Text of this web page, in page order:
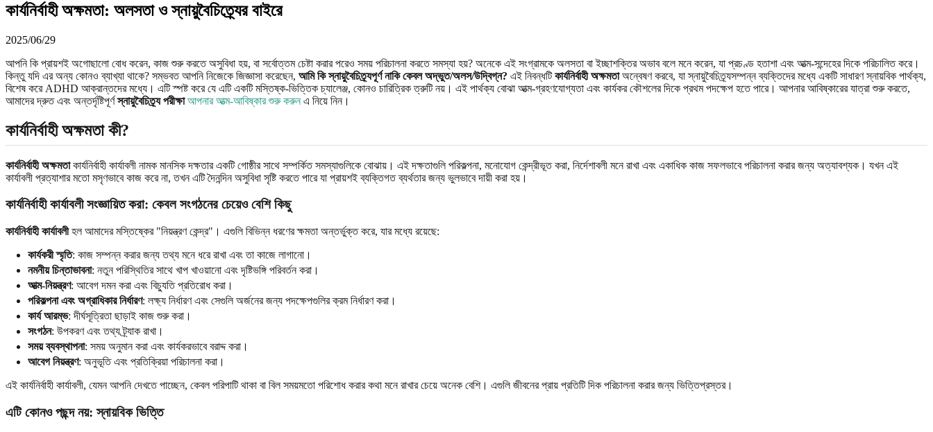
কার্যনির্বাহী অক্ষমতা: অলসতা ও স্নায়ুবৈচিত্র্যের বাইরে
2025/06/29
আপনি কি প্রায়শই অগোছালো বোধ করেন, কাজ শুরু করতে অসুবিধা হয়, বা সর্বোত্তম চেষ্টা করার পরেও সময় পরিচালনা করতে সমস্যা হয়? অনেকে এই সংগ্রামকে অলসতা বা ইচ্ছাশক্তির অভাব বলে মনে করেন, যা প্রচণ্ড হতাশা এবং আত্ম-সন্দেহের দিকে পরিচালিত করে।
কিন্তু যদি এর অন্য কোনও ব্যাখ্যা থাকে? সম্ভবত আপনি নিজেকে জিজ্ঞাসা করেছেন, আমি কি স্নায়ুবৈচিত্র্যপূর্ণ নাকি কেবল অদ্ভুত/অলস/উদ্বিগ্ন? এই নিবন্ধটিকার্যনির্বাহী অক্ষমতাঅন্বেষণ করবে, যা স্নায়ুবৈচিত্র্যসম্পন্ন ব্যক্তিদের মধ্যে একটি সাধারণ স্নায়বিক পার্থক্য,
বিশেষ করে ADHD আক্রান্তদের মধ্যে। এটি স্পষ্ট করে যে এটি একটি মস্তিষ্ক-ভিত্তিক চ্যালেঞ্জ, কোনও চারিত্রিক ত্রুটি নয়। এই পার্থক্য বোঝা আত্ম-গ্রহণযোগ্যতা এবং কার্যকর কৌশলের দিকে প্রথম পদক্ষেপ হতে পারে। আপনার আবিষ্কারের যাত্রা শুরু করতে,
আমাদের দ্রুত এবং অন্তর্দৃষ্টিপূর্ণস্নায়ুবৈচিত্র্য পরীক্ষা আপনার আত্ম-আবিষ্কার শুরু করুন এ নিয়ে নিন।
কার্যনির্বাহী অক্ষমতা কী?
কার্যনির্বাহী অক্ষমতাকার্যনির্বাহী কার্যাবলী নামক মানসিক দক্ষতার একটি গোষ্ঠীর সাথে সম্পর্কিত সমস্যাগুলিকে বোঝায়। এই দক্ষতাগুলি পরিকল্পনা, মনোযোগ কেন্দ্রীভূত করা, নির্দেশাবলী মনে রাখা এবং একাধিক কাজ সফলভাবে পরিচালনা করার জন্য অত্যাবশ্যক। যখন এই
কার্যাবলী প্রত্যাশার মতো মসৃণভাবে কাজ করে না, তখন এটি দৈনন্দিন অসুবিধা সৃষ্টি করতে পারে যা প্রায়শই ব্যক্তিগত ব্যর্থতার জন্য ভুলভাবে দায়ী করা হয়।
কার্যনির্বাহী কার্যাবলী সংজ্ঞায়িত করা: কেবল সংগঠনের চেয়েও বেশি কিছু
কার্যনির্বাহী কার্যাবলীহল আমাদের মস্তিষ্কের "নিয়ন্ত্রণ কেন্দ্র"। এগুলি বিভিন্ন ধরণের ক্ষমতা অন্তর্ভুক্ত করে, যার মধ্যে রয়েছে:
কার্যকরী স্মৃতি: কাজ সম্পন্ন করার জন্য তথ্য মনে ধরে রাখা এবং তা কাজে লাগানো।
নমনীয় চিন্তাভাবনা: নতুন পরিস্থিতির সাথে খাপ খাওয়ানো এবং দৃষ্টিভঙ্গি পরিবর্তন করা।
আত্ম-নিয়ন্ত্রণ: আবেগ দমন করা এবং বিচ্যুতি প্রতিরোধ করা।
পরিকল্পনা এবং অগ্রাধিকার নির্ধারণ: লক্ষ্য নির্ধারণ এবং সেগুলি অর্জনের জন্য পদক্ষেপগুলির ক্রম নির্ধারণ করা।
কার্য আরম্ভ: দীর্ঘসূত্রিতা ছাড়াই কাজ শুরু করা।
সংগঠন: উপকরণ এবং তথ্য ট্র্যাক রাখা।
সময় ব্যবস্থাপনা: সময় অনুমান করা এবং কার্যকরভাবে বরাদ্দ করা।
আবেগ নিয়ন্ত্রণ: অনুভূতি এবং প্রতিক্রিয়া পরিচালনা করা।
এই কার্যনির্বাহী কার্যাবলী, যেমন আপনি দেখতে পাচ্ছেন, কেবল পরিপাটি থাকা বা বিল সময়মতো পরিশোধ করার কথা মনে রাখার চেয়ে অনেক বেশি। এগুলি জীবনের প্রায় প্রতিটি দিক পরিচালনা করার জন্য ভিত্তিপ্রস্তর।
এটি কোনও পছন্দ নয়: স্নায়বিক ভিত্তি